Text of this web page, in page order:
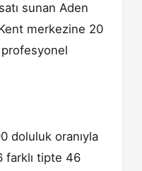
sunan Aden
merkezine 20
profesyonel
doluluk oranıyla
farklı tipte 46